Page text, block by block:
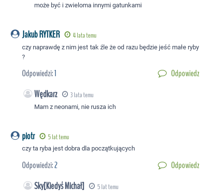
może być i zwieloma innymi gatunkami
Jakub RYTKER 4 lata temu
czy naprawdę z nim jest tak źle że od razu będzie jeść małe ryby
?
Odpowiedzi:1 Odpowiedz
Wędkarz 3 lata temu
Mam z neonami, nie rusza ich
piotr 5 lat temu
czy ta ryba jest dobra dla początkujących
Odpowiedzi:2 Odpowiedz
Sky[Kiedyś Michał] 5 lat temu